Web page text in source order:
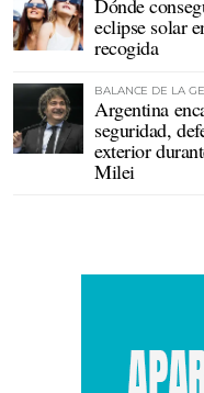
Dónde
eclipse solar
recogida
BALANCE DE LA
Argentina
seguridad,
exterior
Milei